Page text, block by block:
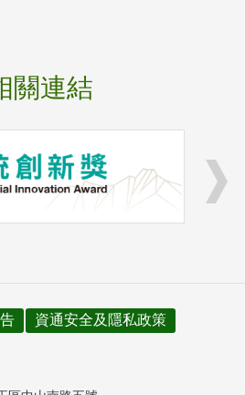
關連結
資通安全及隱私政策